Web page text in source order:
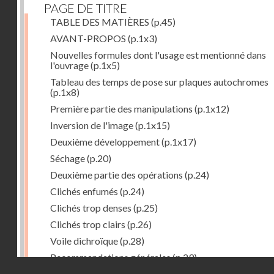
PAGE DE TITRE
TABLE DES MATIÈRES (p.45)
AVANT-PROPOS (p.1x3)
Nouvelles formules dont l'usage est mentionné dans
l'ouvrage(p.1x5)
Tableau des temps de pose sur plaques autochromes
(p.1x8)
Première partie des manipulations (p.1x12)
Inversion de l'image(p.1x15)
Deuxième développement(p.1x17)
Séchage(p.20)
Deuxième partie des opérations (p.24)
Clichés enfumés (p.24)
Clichés trop denses (p.25)
Clichés trop clairs (p.26)
Voile dichroïque(p.28)
Recommandations générales(p.29)